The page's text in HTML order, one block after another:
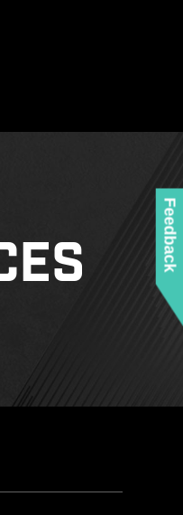
Feedback